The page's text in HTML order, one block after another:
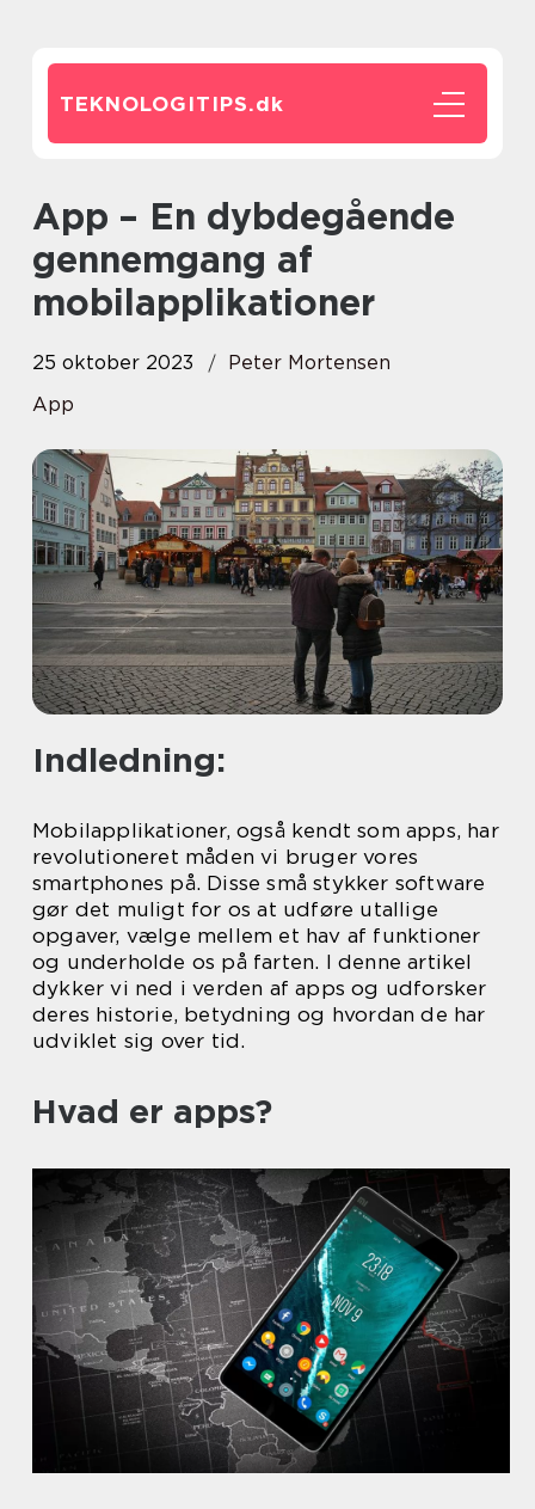
TEKNOLOGITIPS.dk
App – En dybdegående
gennemgang af
mobilapplikationer
25 oktober 2023
Peter Mortensen
App
Indledning:
Mobilapplikationer, også kendt som apps, har
revolutioneret måden vi bruger vores
smartphones på. Disse små stykker software
gør det muligt for os at udføre utallige
opgaver, vælge mellem et hav af funktioner
og underholde os på farten. I denne artikel
dykker vi ned i verden af apps og udforsker
deres historie, betydning og hvordan de har
udviklet sig over tid.
Hvad er apps?